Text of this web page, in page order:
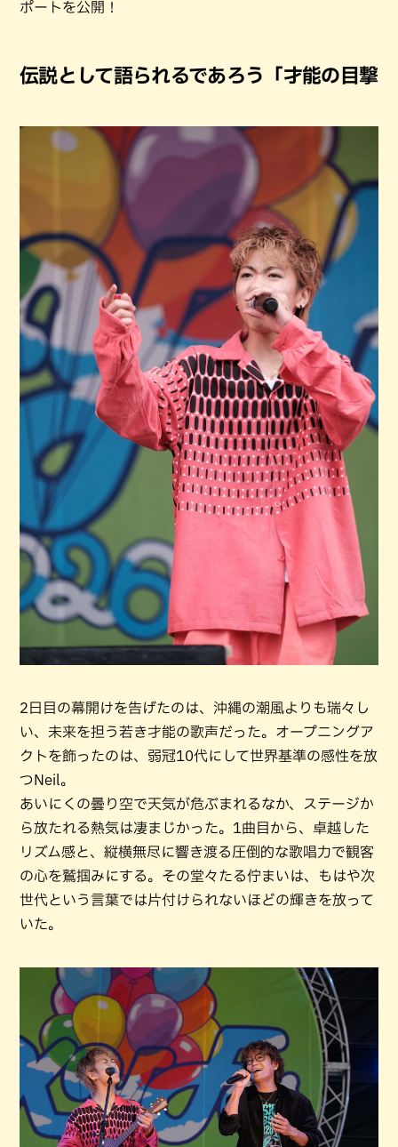
ポートを公開！
伝説として語られるであろう「才能の目撃
2日目の幕開けを告げたのは、沖縄の潮風よりも瑞々し
い、未来を担う若き才能の歌声だった。オープニングア
クトを飾ったのは、弱冠10代にして世界基準の感性を放
つNeil。
あいにくの曇り空で天気が危ぶまれるなか、ステージか
ら放たれる熱気は凄まじかった。1曲目から、卓越した
リズム感と、縦横無尽に響き渡る圧倒的な歌唱力で観客
の心を鷲掴みにする。その堂々たる佇まいは、もはや次
世代という言葉では片付けられないほどの輝きを放って
いた。